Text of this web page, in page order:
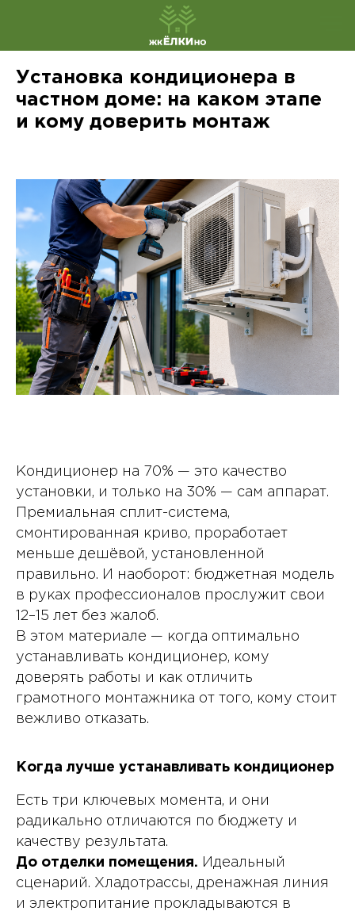
Установка кондиционера в
частном доме: на каком этапе
и кому доверить монтаж
Кондиционер на 70% — это качество
установки, и только на 30% — сам аппарат.
Премиальная сплит-система,
смонтированная криво, проработает
меньше дешёвой, установленной
правильно. И наоборот: бюджетная модель
в руках профессионалов прослужит свои
12–15 лет без жалоб.
В этом материале — когда оптимально
устанавливать кондиционер, кому
доверять работы и как отличить
грамотного монтажника от того, кому стоит
вежливо отказать.
Когда лучше устанавливать кондиционер
Есть три ключевых момента, и они
радикально отличаются по бюджету и
качеству результата.
До отделки помещения. Идеальный
сценарий. Хладотрассы, дренажная линия
и электропитание прокладываются в